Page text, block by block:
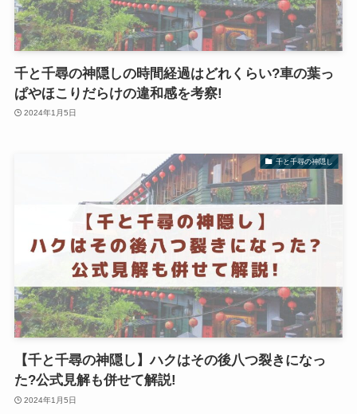
千と千尋の神隠しの時間経過はどれくらい?車の葉っ
ぱやほこりだらけの違和感を考察!
2024年1月5日
千と千尋の神隠し
【千と千尋の神隠し】ハクはその後八つ裂きになっ
た?公式見解も併せて解説!
2024年1月5日